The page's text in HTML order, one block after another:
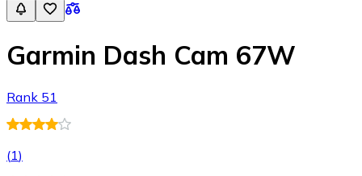
Garmin Dash Cam 67W
Rank 51
(1)